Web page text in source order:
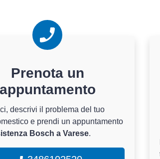
Prenota un
appuntamento
descrivi il problema del tuo
e prendi un appuntamento
Bosch a Varese.